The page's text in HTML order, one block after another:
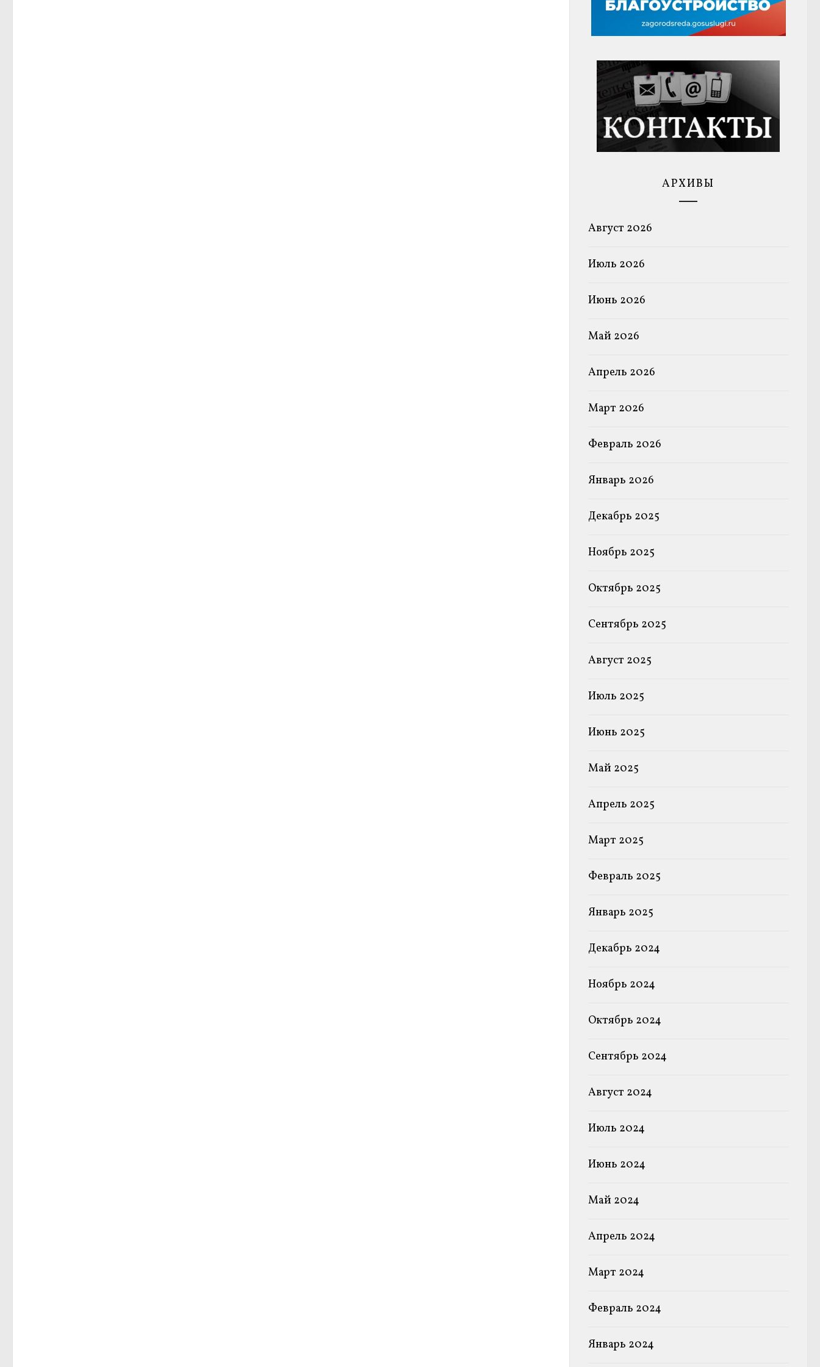
АРХИВЫ
Август 2026
Июль 2026
Июнь 2026
Май 2026
Апрель 2026
Март 2026
Февраль 2026
Январь 2026
Декабрь 2025
Ноябрь 2025
Октябрь 2025
Сентябрь 2025
Август 2025
Июль 2025
Июнь 2025
Май 2025
Апрель 2025
Март 2025
Февраль 2025
Январь 2025
Декабрь 2024
Ноябрь 2024
Октябрь 2024
Сентябрь 2024
Август 2024
Июль 2024
Июнь 2024
Май 2024
Апрель 2024
Март 2024
Февраль 2024
Январь 2024